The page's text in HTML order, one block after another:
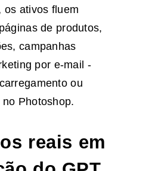
os ativos fluem
de produtos,
campanhas
por e-mail -
ou
Photoshop.
reais em